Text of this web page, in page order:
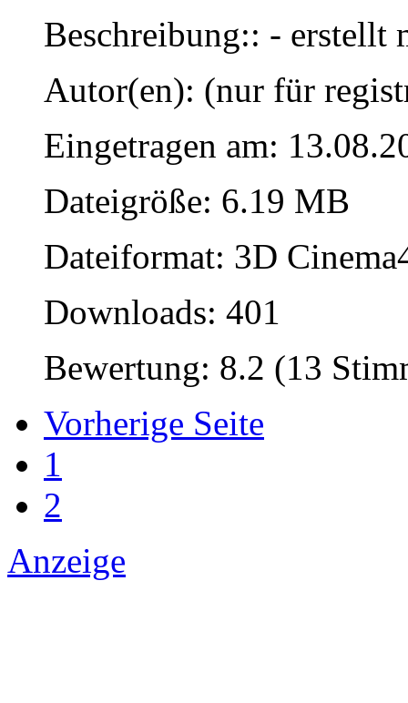
Beschreibung:: - erstellt
Autor(en): (nur für
Eingetragen am:
Dateigröße: 6.19 MB
Dateiformat: 3D
Downloads: 401
Bewertung: 8.2 (13
Vorherige Seite
1
2
Anzeige